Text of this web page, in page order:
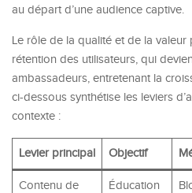
au départ d’une audience captive.
Le rôle de la qualité et de la valeur
rétention des utilisateurs, qui
ambassadeurs, entretenant la
ci-dessous synthétise les leviers
contexte :
Levier principal Objectif
Contenu de
Éducation